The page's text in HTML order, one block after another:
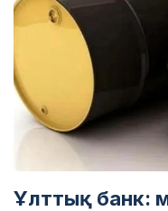
Ұлттық банк: